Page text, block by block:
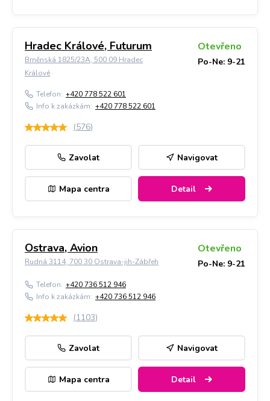
Hradec Králové, Futurum
Brněnská 1825/23A, 500 09 Hradec
Králové
Otevřeno
Po-Ne: 9-21
Telefon: +420 778 522 601
Info k zakázkám: +420 778 522 601
(576)
Zavolat Navigovat
Mapa centra Detail
Ostrava, Avion
Rudná 3114, 700 30 Ostrava-jih-Zábřeh
Otevřeno
Po-Ne: 9-21
Telefon: +420 736 512 946
Info k zakázkám: +420 736 512 946
(1103)
Zavolat Navigovat
Mapa centra Detail